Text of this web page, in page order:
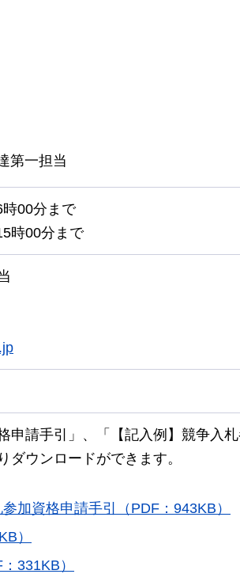
第一担当
00分まで
時00分まで
申請手引」、「【記入例】競争入
ウンロードができます。
加資格申請手引（PDF：943KB）
）
331KB）